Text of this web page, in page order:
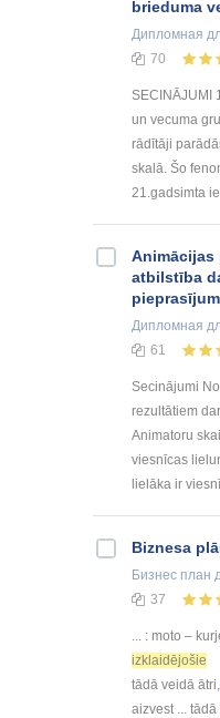
brieduma
Дипломная
70
SECINĀJUMI
un vecuma
rādītāji
skalā. Šo
21.gadsimta
Animācijas
atbilstība
Дипломная
61
Secinājumi
rezultātiem
Animatoru
viesnīcas
lielāka ir
Biznesa
Бизнес план
37
... : moto –
izklaidējošie
tādā veidā ātri,
aizvest ...